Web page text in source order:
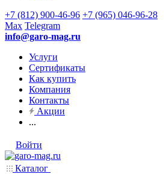
+7 (812) 900-46-96 +7 (965) 046-96-28
Max Telegram
info@garo-mag.ru
Услуги
Сертификаты
Как купить
Компания
Контакты
Акции
...
Войти
Каталог